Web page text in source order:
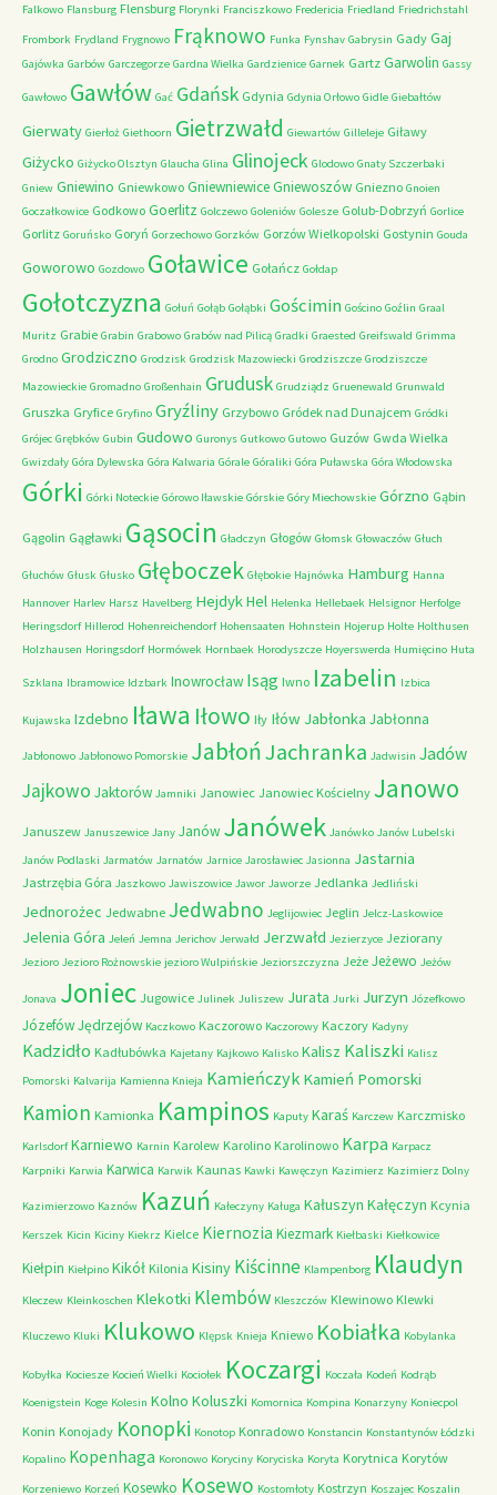
Falkowo Flansburg Flensburg Florynki Franciszkowo Fredericia Friedland Friedrichstahl
Frombork Frydland Frygnowo Frąknowo Funka Fynshav Gabrysin Gady Gaj
Gajówka Garbów Garczegorze Gardna Wielka Gardzienice Garnek Gartz Garwolin Gassy
Gawłowo Gawłów Gać Gdańsk Gdynia Gdynia Orłowo Gidle Giebałtów
Gierwaty Gierłoż Giethoorn Gietrzwałd Giewartów Gilleleje Giławy
Giżycko Giżycko Olsztyn Glaucha Glina Glinojeck Glodowo Gnaty Szczerbaki
Gniew Gniewino Gniewkowo GniewniewiceGniewoszów Gniezno Gnoien
Goczałkowice Godkowo Goerlitz Golczewo Goleniów Golesze Golub-Dobrzyń Gorlice
Gorlitz Goruńsko Goryń Gorzechowo Gorzków Gorzów Wielkopolski Gostynin Gouda
Goworowo Gozdowo Goławice Gołańcz Gołdap
Gołotczyzna Gołuń Gołąb Gołąbki Gościmin Gościno Goźlin Graal
Muritz Grabie Grabin Grabowo Grabów nad Pilicą Gradki Graested Greifswald Grimma
Grodno Grodziczno Grodzisk Grodzisk Mazowiecki Grodziszcze Grodziszcze
Mazowieckie Gromadno Großenhain Grudusk Grudziądz Gruenewald Grunwald
Gruszka Gryfice Gryfino Gryźliny Grzybowo Gródek nad Dunajcem Gródki
Grójec Grębków Gubin Gudowo Guronys Gutkowo Gutowo Guzów Gwda Wielka
Gwizdały Góra Dylewska Góra Kalwaria Górale Góraliki Góra Puławska Góra Włodowska
Górki Górki Noteckie Górowo Iławskie Górskie Góry Miechowskie Górzno Gąbin
Gągolin Gągławki Gąsocin Gładczyn Głogów Głomsk Głowaczów Głuch
Głuchów Głusk Głusko Głęboczek Głębokie Hajnówka Hamburg Hanna
Hannover Harlev Harsz Havelberg HejdykHel Helenka Hellebaek Helsignor Herfolge
Heringsdorf Hillerod Hohenreichendorf Hohensaaten Hohnstein Hojerup Holte Holthusen
Holzhausen Horingsdorf Hormówek Hornbaek Horodyszcze Hoyerswerda Humięcino Huta
Szklana Ibramowice Idzbark Inowrocław Isąg Iwno Izabelin Izbica
Kujawska Izdebno Iława Iłowo Iły Iłów Jabłonka Jabłonna
Jabłonowo Jabłonowo Pomorskie JabłońJachranka Jadwisin Jadów
Jajkowo Jaktorów Jamniki Janowiec Janowiec Kościelny Janowo
Januszew Januszewice Jany Janów Janówek Janówko Janów Lubelski
Janów Podlaski Jarmatów Jarnatów Jarnice Jarosławiec Jasionna Jastarnia
Jastrzębia Góra Jaszkowo Jawiszowice Jawor Jaworze Jedlanka Jedliński
Jednorożec Jedwabne Jedwabno Jeglijowiec Jeglin Jelcz-Laskowice
Jelenia Góra Jeleń Jemna Jerichov Jerwałd Jerzwałd Jezierzyce Jeziorany
Jezioro Jezioro Rożnowskie jezioro Wulpińskie Jeziorszczyzna Jeże Jeżewo Jeżów
Jonava Joniec Jugowice Julinek Juliszew Jurata Jurki Jurzyn Józefkowo
JózefówJędrzejów Kaczkowo Kaczorowo Kaczorowy Kaczory Kadyny
Kadzidło Kadłubówka Kajetany Kajkowo Kalisko Kalisz Kaliszki Kalisz
Pomorski Kalvarija Kamienna Knieja Kamieńczyk Kamień Pomorski
Kamion Kamionka Kampinos Kaputy Karaś Karczew Karczmisko
Karlsdorf Karniewo Karnin Karolew Karolino Karolinowo Karpa Karpacz
Karpniki Karwia Karwica Karwik Kaunas Kawki Kawęczyn Kazimierz Kazimierz Dolny
Kazimierzowo Kaznów Kazuń Kałeczyny Kaługa Kałuszyn Kałęczyn Kcynia
Kerszek Kicin Kiciny Kiekrz Kielce Kiernozia Kiezmark Kiełbaski Kiełkowice
Kiełpin Kiełpino Kikół Kilonia Kisiny Kiścinne Klampenborg Klaudyn
Kleczew Kleinkoschen Klekotki Klembów Kleszczów Klewinowo Klewki
Kluczewo Kluki Klukowo Klępsk Knieja Kniewo Kobiałka Kobylanka
Kobyłka Kociesze Kocień Wielki Kociołek Koczargi Koczała Kodeń Kodrąb
Koenigstein Koge Kolesin Kolno Koluszki Komornica Kompina Konarzyny Koniecpol
Konin Konojady Konopki Konotop Konradowo Konstancin Konstantynów Łódzki
Kopalino Kopenhaga Koronowo Koryciny Koryciska Koryta Korytnica Korytów
Korzeniewo Korzeń Kosewko Kosewo Kostomłoty Kostrzyn Koszajec Koszalin